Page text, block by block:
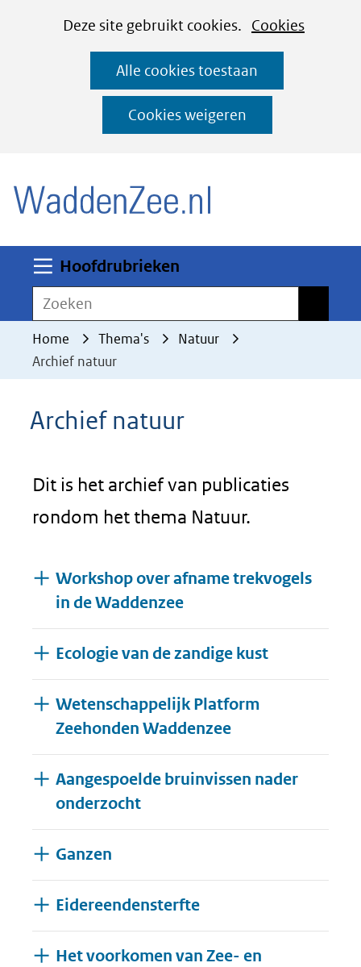
CookiesDeze site gebruikt cookies. Cookies
deze
worden
toegestaan
geweigerd.
Alle cookies toestaan
Cookies weigeren
Ga
naar
de
inhoud
Hoofdrubrieken
Zoeken
Home Thema's
Natuur
Archief natuur
Archief natuur
Dit is het archief van publicaties
rondom het thema Natuur.
Workshop over afname trekvogels
in de Waddenzee
Ecologie van de zandige kust
Wetenschappelijk Platform
Zeehonden Waddenzee
Aangespoelde bruinvissen nader
onderzocht
Ganzen
Eidereendensterfte
Het voorkomen van Zee- en